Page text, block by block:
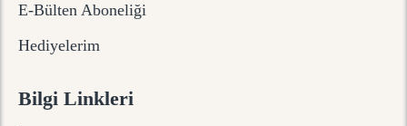
E-Bülten Aboneliği
Hediyelerim
Bilgi Linkleri